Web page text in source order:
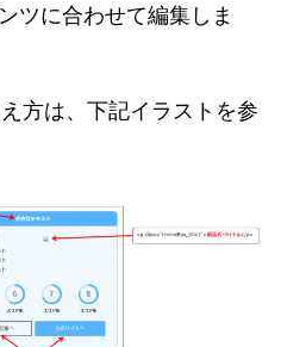
ツに合わせて編集しま
方は、下記イラストを参